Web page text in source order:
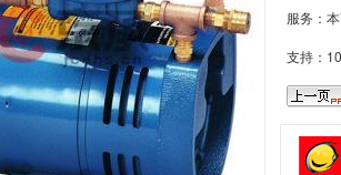
服务：
支持：